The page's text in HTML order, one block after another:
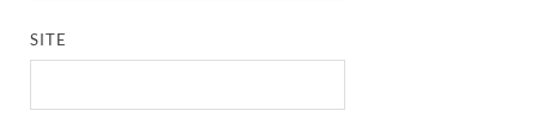
SITE